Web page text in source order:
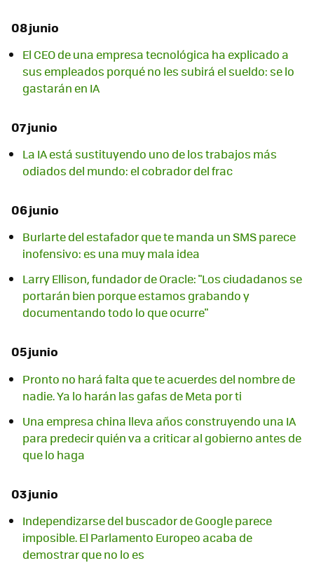
08 junio
El CEO de una empresa tecnológica ha explicado a
sus empleados porqué no les subirá el sueldo: se lo
gastarán en IA
07 junio
La IA está sustituyendo uno de los trabajos más
odiados del mundo: el cobrador del frac
06 junio
Burlarte del estafador que te manda un SMS parece
inofensivo: es una muy mala idea
Larry Ellison, fundador de Oracle: "Los ciudadanos se
portarán bien porque estamos grabando y
documentando todo lo que ocurre"
05 junio
Pronto no hará falta que te acuerdes del nombre de
nadie. Ya lo harán las gafas de Meta por ti
Una empresa china lleva años construyendo una IA
para predecir quién va a criticar al gobierno antes de
que lo haga
03 junio
Independizarse del buscador de Google parece
imposible. El Parlamento Europeo acaba de
demostrar que no lo es